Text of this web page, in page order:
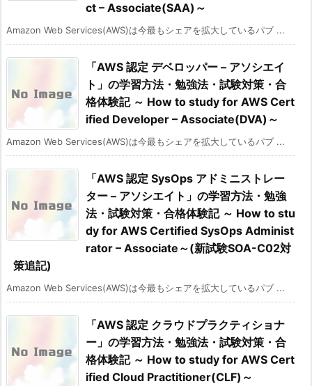
ct – Associate(SAA)～
Amazon Web Services(AWS)は今最もシェアを拡大しているパブ ...
「AWS 認定 デベロッパー – アソシエイ
ト」の学習方法・勉強法・試験対策・合
格体験記 ～ How to study for AWS Cert
ified Developer – Associate(DVA)～
Amazon Web Services(AWS)は今最もシェアを拡大しているパブ ...
「AWS 認定 SysOps アドミニストレー
ター – アソシエイト」の学習方法・勉強
法・試験対策・合格体験記 ～ How to stu
dy for AWS Certified SysOps Administ
rator – Associate～(新試験SOA-C02対
策追記)
Amazon Web Services(AWS)は今最もシェアを拡大しているパブ ...
「AWS 認定 クラウドプラクティショナ
ー」の学習方法・勉強法・試験対策・合
格体験記 ～ How to study for AWS Cert
ified Cloud Practitioner(CLF)～